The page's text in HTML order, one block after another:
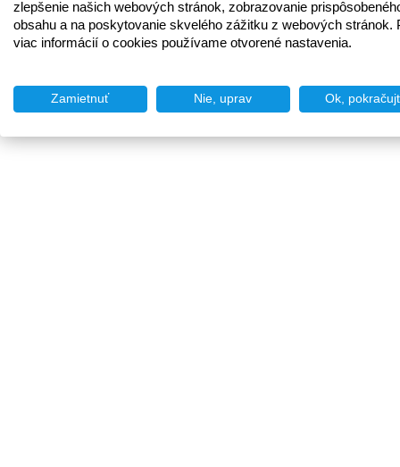
zlepšenie našich webových stránok, zobrazovanie
obsahu a na poskytovanie skvelého zážitku z webových stránok.
viac informácií o cookies používame otvorené nastavenia.
Zamietnuť Nie, uprav Ok,